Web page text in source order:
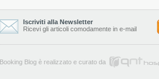
Iscriviti alla Newsletter
Ricevi gli articoli comodamente in e-mail
Booking Blog è realizzato e curato da